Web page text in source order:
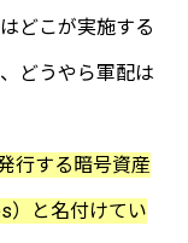
どこが実施する
どうやら軍配は
行する暗号資産
）と名付けてい